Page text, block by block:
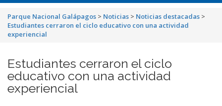
Parque Nacional Galápagos > Noticias > Noticias destacadas >
Estudiantes cerraron el ciclo educativo con una actividad
experiencial
Estudiantes cerraron el ciclo
educativo con una actividad
experiencial